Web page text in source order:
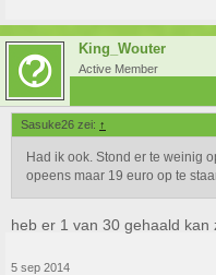
King_Wouter
Active Member
Sasuke26 zei: ↑
Had ik ook. Stond er te weinig
opeens maar 19 euro op te
heb er 1 van 30 gehaald kan
5 sep 2014